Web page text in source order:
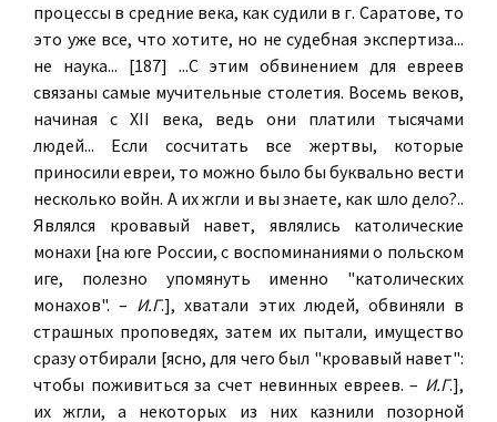
процессы в средние века, как судили в г. Саратове, то
это уже все, что хотите, но не судебная экспертиза...
не наука... [187] ...С этим обвинением для евреев
связаны самые мучительные столетия. Восемь веков,
начиная с XII века, ведь они платили тысячами
людей... Если сосчитать все жертвы, которые
приносили евреи, то можно было бы буквально вести
несколько войн. А их жгли и вы знаете, как шло дело?..
Являлся кровавый навет, являлись католические
монахи [на юге России, с воспоминаниями о польском
иге, полезно упомянуть именно "католических
монахов". – И.Г.], хватали этих людей, обвиняли в
страшных проповедях, затем их пытали, имущество
сразу отбирали [ясно, для чего был "кровавый навет":
чтобы поживиться за счет невинных евреев. – И.Г.],
их жгли, а некоторых из них казнили позорной